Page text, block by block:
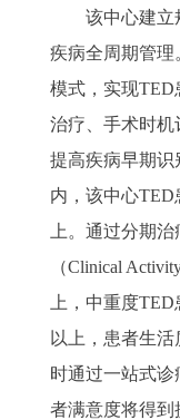
该中心建立规
疾病全周期管理
模式，实现TED
治疗、手术时机
提高疾病早期识
内，该中心TED
上。通过分期
（Clinical
上，中重度
以上，患者生
时通过一站式
者满意度将得到